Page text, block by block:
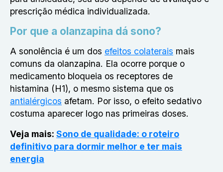
prescrição médica individualizada.
Por que a olanzapina dá sono?
A sonolência é um dos efeitos colaterais mais
comuns da olanzapina. Ela ocorre porque o
medicamento bloqueia os receptores de
histamina (H1), o mesmo sistema que os
antialérgicos afetam. Por isso, o efeito sedativo
costuma aparecer logo nas primeiras doses.
Veja mais: Sono de qualidade: o roteiro
definitivo para dormir melhor e ter mais
energia